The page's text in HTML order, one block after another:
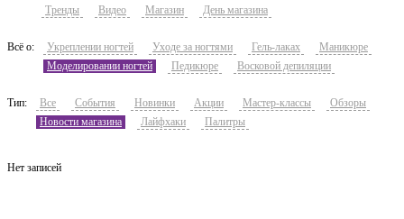
Тренды
Видео Магазин День магазина
Всё о: Укреплении ногтей Уходе за ногтями Гель-лаках
Маникюре
Моделировании ногтей
Педикюре Восковой депиляции
Тип: Все События Новинки Акции Мастер-классы
Обзоры
Новости магазина
Лайфхаки Палитры
Нет записей